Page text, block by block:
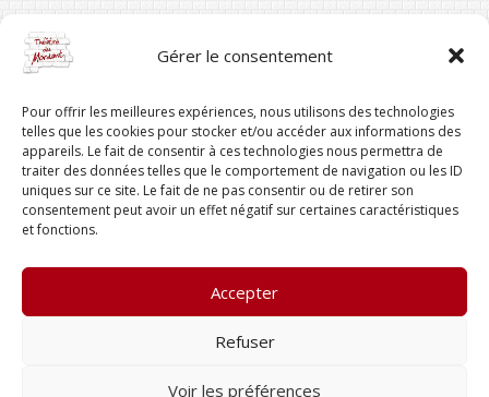
Gérer le consentement
Pour offrir les meilleures expériences, nous utilisons des technologies
telles que les cookies pour stocker et/ou accéder aux informations des
appareils. Le fait de consentir à ces technologies nous permettra de
traiter des données telles que le comportement de navigation ou les ID
uniques sur ce site. Le fait de ne pas consentir ou de retirer son
consentement peut avoir un effet négatif sur certaines caractéristiques
et fonctions.
Accepter
Refuser
Voir les préférences
Infos pratiques
06 41 96 20 86
Siège : 18 rue Camille, 69003 LYON
Suivez-nous